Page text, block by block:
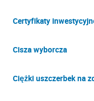
Certyfikaty
Cisza wyborcza
Ciężki uszczerbek na